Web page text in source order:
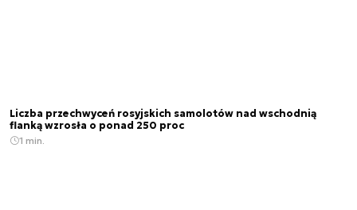
Liczba przechwyceń rosyjskich samolotów nad wschodnią
flanką wzrosła o ponad 250 proc
1 min.